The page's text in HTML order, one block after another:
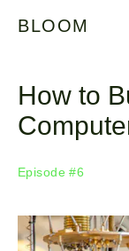
BLOOM
How to
Episode #6